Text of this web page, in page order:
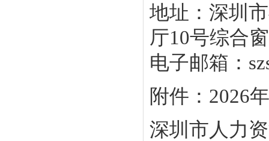
地址：深圳
厅10号综合
电子邮箱：
附件：2026
深圳市人力